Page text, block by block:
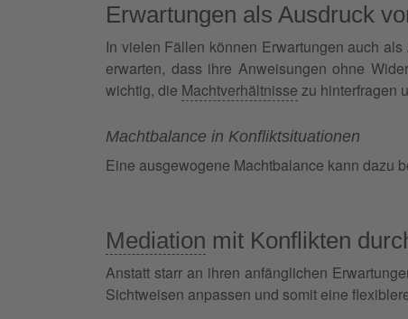
Erwartungen als Ausdruck
In vielen Fällen können Erwartungen auch
erwarten, dass ihre Anweisungen ohne
wichtig, die Machtverhältnisse zu hinterfragen
Machtbalance in Konfliktsituationen
Eine ausgewogene Machtbalance kann dazu
Mediation mit Konflikten
Anstatt starr an ihren anfänglichen
Sichtweisen anpassen und somit eine